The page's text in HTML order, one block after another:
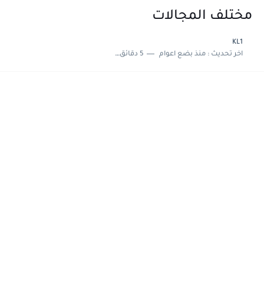
مختلف المجالات
KL1
اخر تحديث :منذ بضع اعوام 5 دقائق للقراءة